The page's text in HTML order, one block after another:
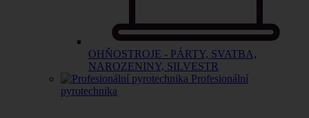
OHŇOSTROJE - PÁRTY, SVATBA,
NAROZENINY, SILVESTR
Profesionální
pyrotechnika